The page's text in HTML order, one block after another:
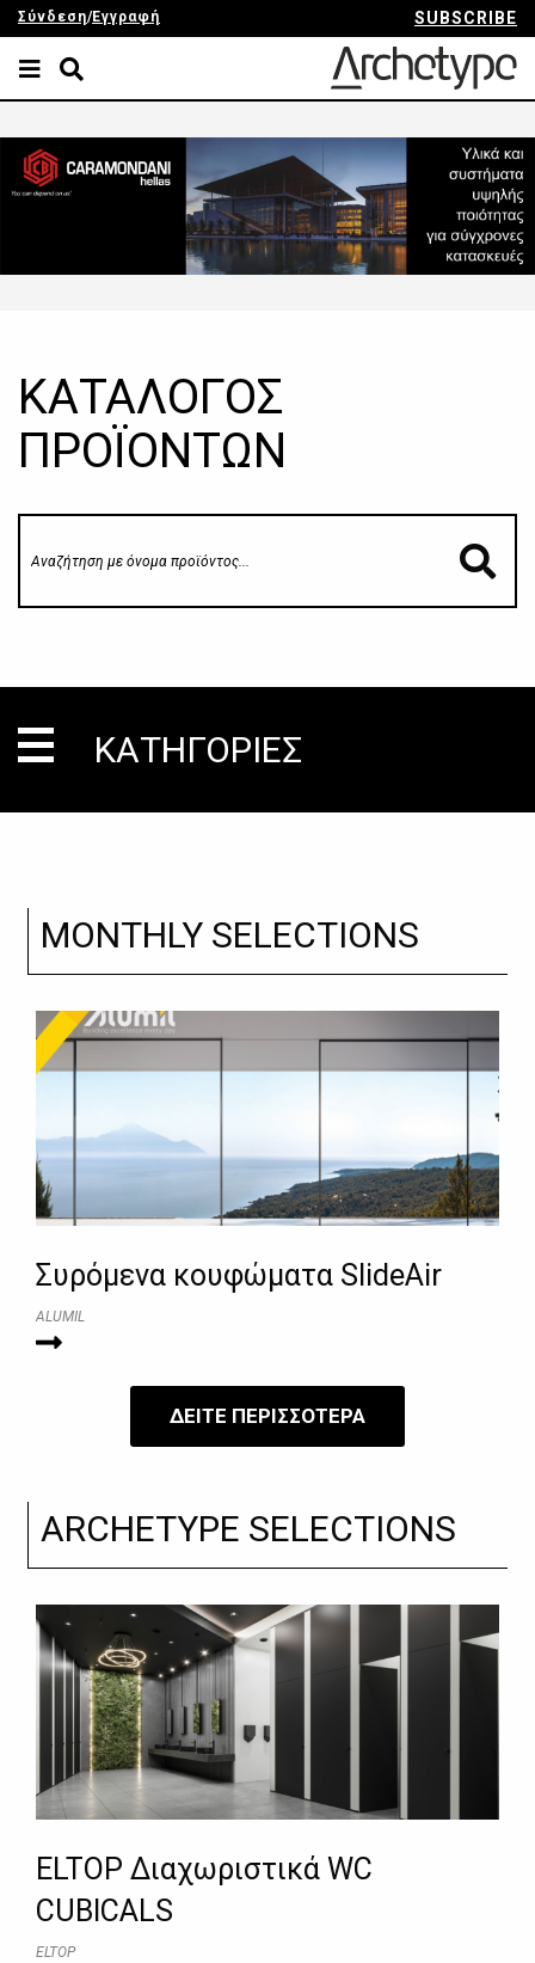
Σύνδεση/Εγγραφή SUBSCRIBE
ΚΑΤΑΛΟΓΟΣ
ΠΡΟΪΟΝΤΩΝ
ΚΑΤΗΓΟΡΙΕΣ
MONTHLY SELECTIONS
Συρόμενα κουφώματα SlideAir
ALUMIL
ΔΕΙΤΕ ΠΕΡΙΣΣΟΤΕΡΑ
ARCHETYPE SELECTIONS
ELTOP Διαχωριστικά WC
CUBICALS
ELTOP